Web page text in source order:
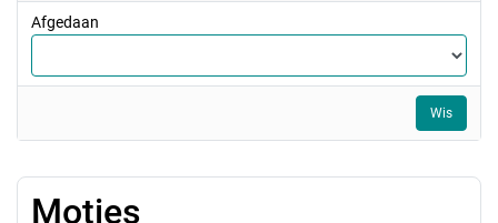
tot
en
met
Afgedaan
Wis
Moties